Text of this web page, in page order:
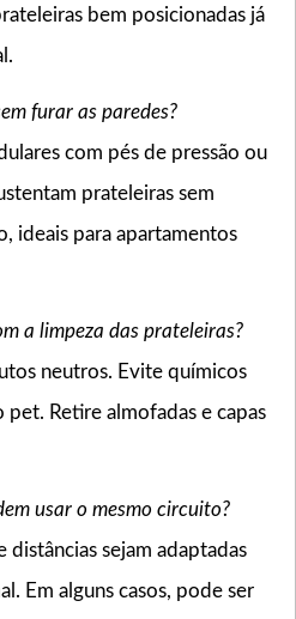
bem posicionadas já
furar as paredes?
com pés de pressão ou
prateleiras sem
ideais para apartamentos
a limpeza das prateleiras?
neutros. Evite químicos
Retire almofadas e capas
usar o mesmo circuito?
distâncias sejam adaptadas
Em alguns casos, pode ser